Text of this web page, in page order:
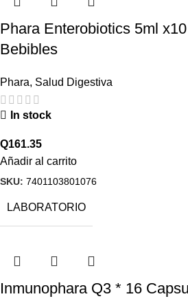
Phara Enterobiotics 5ml
Bebibles
Phara, Salud Digestiva
In stock
Q161.35
Añadir al carrito
SKU: 7401103801076
LABORATORIO
Inmunophara Q3 * 16